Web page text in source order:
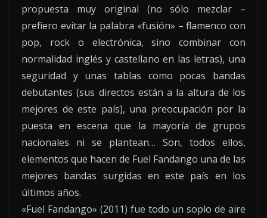
propuesta muy original (no sólo mezclar –
prefiero evitar la palabra «fusión» – flamenco con
pop, rock o electrónica, sino combinar
con
normalidad inglés y castellano en las letras), una
seguridad y unas tablas como pocas bandas
debutantes (sus directos están a la altura de los
mejores de este país), una preocupación por la
puesta en escena que la mayoría de grupos
nacionales ni se plantean… Son, todos ellos,
elementos que hacen de Fuel Fandango una de las
mejores bandas surgidas en este país en los
últimos años.
«Fuel Fandango» (2011) fue todo un soplo de aire